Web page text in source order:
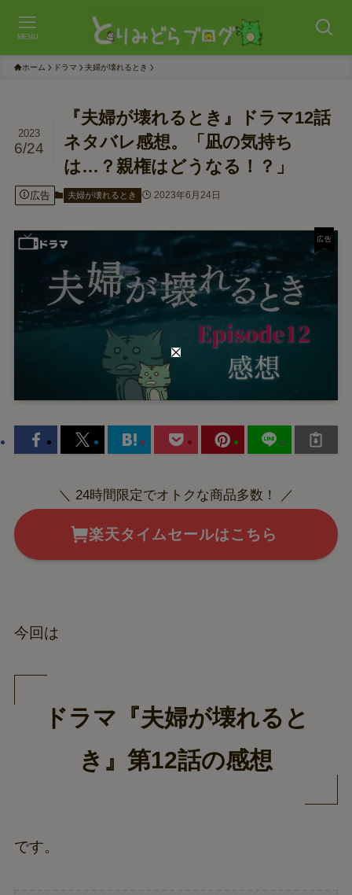
MENU
ホーム ドラマ 夫婦が壊れるとき
『夫婦が壊れるとき』ドラマ12話
ネタバレ感想。「凪の気持ち
は…？親権はどうなる！？」
2023
6/24
広告 夫婦が壊れるとき 2023年6月24日
＼ 24時間限定でオトクな商品多数！ ／
楽天タイムセールはこちら
今回は
ドラマ『夫婦が壊れると
き』第12話の感想
です。